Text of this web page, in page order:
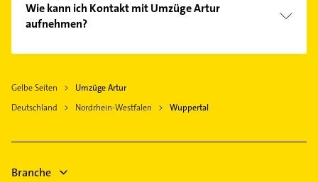
Entrümpelung, Firmenumzüge, Haushaltsauflösung,
Kellerentrümpelung und Messiwohnungen.
Wie kann ich Kontakt mit Umzüge Artur
aufnehmen?
unserem Kontaktdaten-Bereich auswählen. Hier
finden Sie alleKontaktdaten.
Gelbe Seiten
Umzüge Artur
Deutschland
Nordrhein-Westfalen Wuppertal
Branche